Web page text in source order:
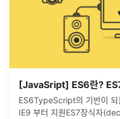
[JavaSript] ES6란?
ES6TypeScript의 기반이 되
IE9 부터 지원ES7장식자